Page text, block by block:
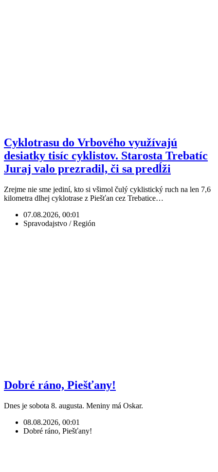
Cyklotrasu do Vrbového využívajú
desiatky tisíc cyklistov. Starosta Trebatíc
Juraj valo prezradil, či sa predĺži
Zrejme nie sme jediní, kto si všimol čulý cyklistický ruch na len 7,6
kilometra dlhej cyklotrase z Piešťan cez Trebatice…
07.08.2026, 00:01
Spravodajstvo / Región
Dobré ráno, Piešťany!
Dnes je sobota 8. augusta. Meniny má Oskar.
08.08.2026, 00:01
Dobré ráno, Piešťany!